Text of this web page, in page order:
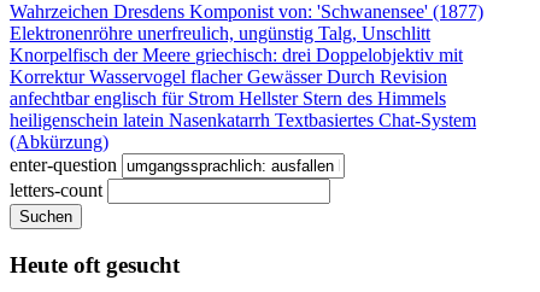
Wahrzeichen Dresdens Komponist von: 'Schwanensee' (1877)
Elektronenröhre unerfreulich, ungünstig Talg, Unschlitt
Knorpelfisch der Meere griechisch: drei Doppelobjektiv mit
KorrekturWasservogel flacher GewässerDurch Revision
anfechtbarenglisch für Strom Hellster Stern des Himmels
heiligenschein latein Nasenkatarrh Textbasiertes Chat-System
(Abkürzung)
enter-question
letters-count
Suchen
Heute oft gesucht